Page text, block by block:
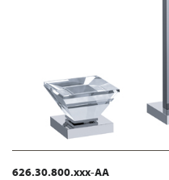
626.30.800.xxx-AA